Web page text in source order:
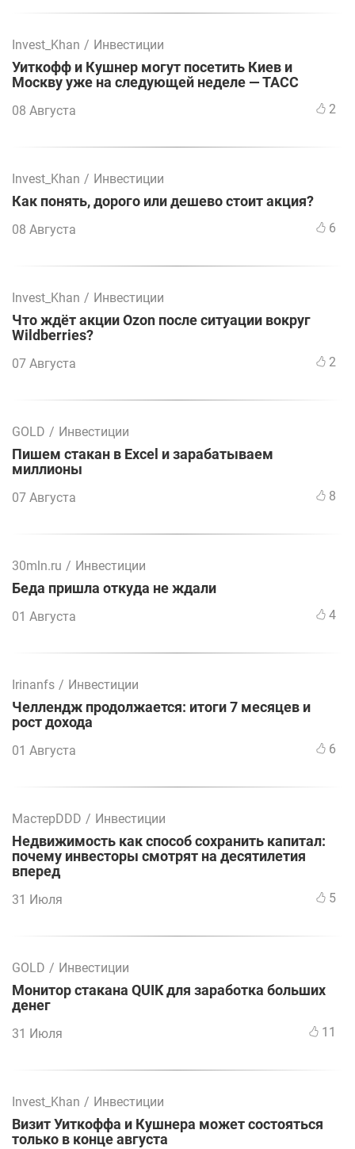
Invest_Khan / Инвестиции
Уиткофф и Кушнер могут посетить Киев и
Москву уже на следующей неделе — ТАСС
08 Августа 2
Invest_Khan / Инвестиции
Как понять, дорого или дешево стоит акция?
08 Августа 6
Invest_Khan / Инвестиции
Что ждёт акции Ozon после ситуации вокруг
Wildberries?
07 Августа 2
GOLD / Инвестиции
Пишем стакан в Excel и зарабатываем
миллионы
07 Августа 8
30mln.ru / Инвестиции
Беда пришла откуда не ждали
01 Августа 4
Irinanfs / Инвестиции
Челлендж продолжается: итоги 7 месяцев и
рост дохода
01 Августа 6
МастерDDD / Инвестиции
Недвижимость как способ сохранить капитал:
почему инвесторы смотрят на десятилетия
вперед
31 Июля 5
GOLD / Инвестиции
Монитор стакана QUIK для заработка больших
денег
31 Июля 11
Invest_Khan / Инвестиции
Визит Уиткоффа и Кушнера может состояться
только в конце августа